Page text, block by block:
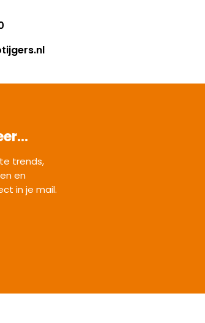
trends,
en
in je mail.